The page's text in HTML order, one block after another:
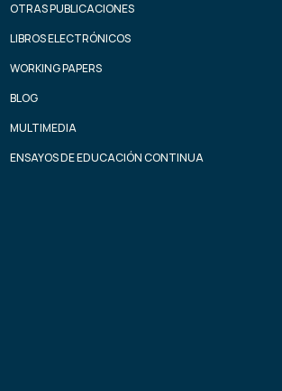
OTRAS PUBLICACIONES
LIBROS ELECTRÓNICOS
WORKING PAPERS
BLOG
MULTIMEDIA
ENSAYOS DE EDUCACIÓN CONTINUA